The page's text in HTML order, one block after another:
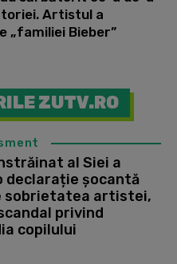
Artistul a
„familiei Bieber”
ZUTV.RO
al Siei a
declarație șocantă
sobrietatea artistei,
privind
copilului